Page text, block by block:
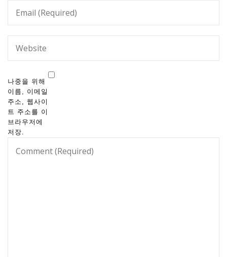
나중을 위해
이름, 이메일
주소, 웹사이
트 주소를 이
브라우저에
저장.